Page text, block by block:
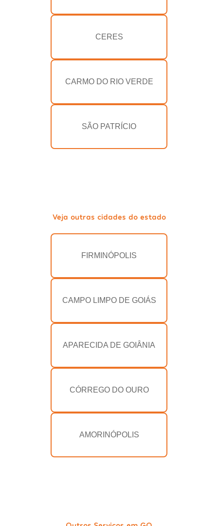
CERES
CARMO DO RIO VERDE
SÃO PATRÍCIO
Veja outras cidades do estado
FIRMINÓPOLIS
CAMPO LIMPO DE GOIÁS
APARECIDA DE GOIÂNIA
CÓRREGO DO OURO
AMORINÓPOLIS